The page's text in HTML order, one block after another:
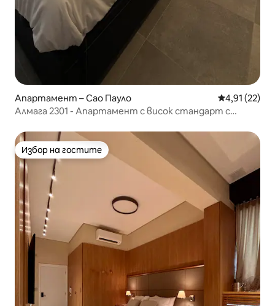
Апартамент – Сао Пауло Средна
4,91 (22)
Алмага 2301 - Апартамент с висок стандарт с
Избор на гостите
Избор на гостите